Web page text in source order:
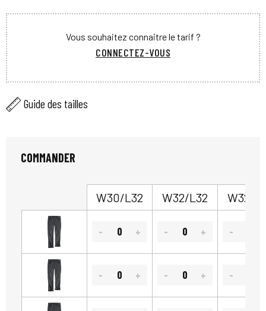
Vous souhaitez connaitre le tarif ?
CONNECTEZ-VOUS
Guide des tailles
COMMANDER
W30/L32 W32/L32 W32/